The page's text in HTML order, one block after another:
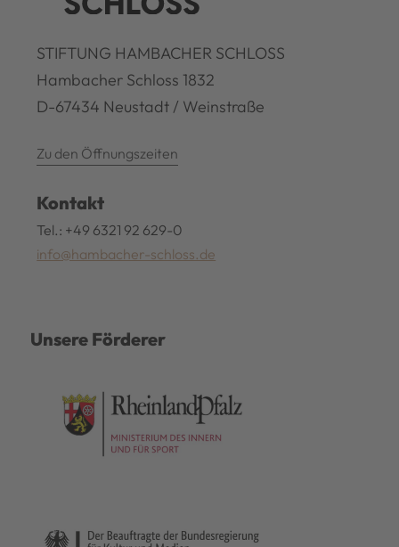
STIFTUNG HAMBACHER SCHLOSS
Hambacher Schloss 1832
D-67434 Neustadt / Weinstraße
Zu den Öffnungszeiten
Kontakt
Tel.: +49 6321 92 629-0
info@hambacher-schloss.de
Unsere Förderer